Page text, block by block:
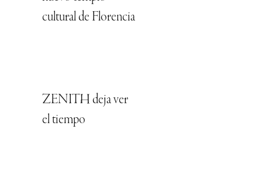
cultural de Florencia
ZENITH deja ver
el tiempo